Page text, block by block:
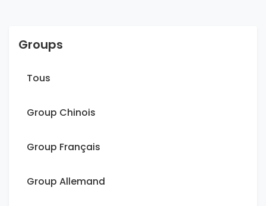
Groups
Tous
Group Chinois
Group Français
Group Allemand